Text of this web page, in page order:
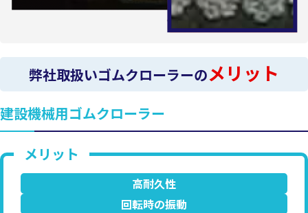
弊社取扱いゴムクローラーのメリット
建設機械用ゴムクローラー
高耐久性
回転時の振動